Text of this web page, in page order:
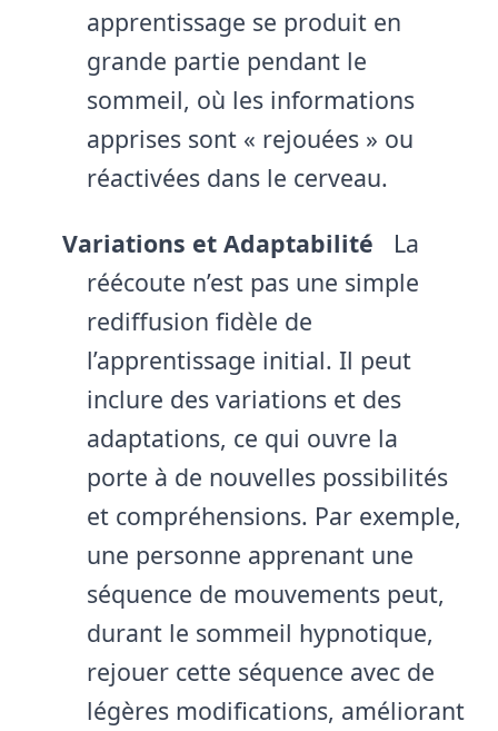
apprentissage se produit en
grande partie pendant le
sommeil, où les informations
apprises sont « rejouées » ou
réactivées dans le cerveau.
Variations et Adaptabilité
La
réécoute n’est pas une simple
rediffusion fidèle de
l’apprentissage initial. Il peut
inclure des variations et des
adaptations, ce qui ouvre la
porte à de nouvelles possibilités
et compréhensions. Par exemple,
une personne apprenant une
séquence de mouvements peut,
durant le sommeil hypnotique,
rejouer cette séquence avec de
légères modifications, améliorant